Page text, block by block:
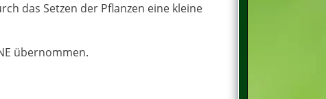
das Setzen der Pflanzen eine kleine
übernommen.